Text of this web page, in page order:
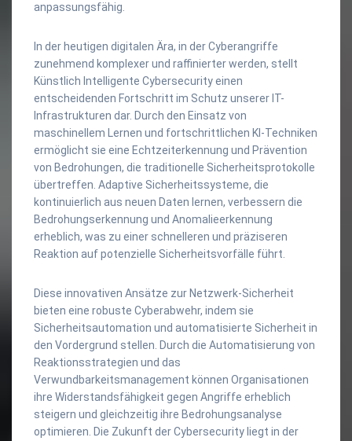
anpassungsfähig.
In der heutigen digitalen Ära, in der Cyberangriffe
zunehmend komplexer und raffinierter werden, stellt
Künstlich Intelligente Cybersecurity einen
entscheidenden Fortschritt im Schutz unserer IT-
Infrastrukturen dar. Durch den Einsatz von
maschinellem Lernen und fortschrittlichen KI-Techniken
ermöglicht sie eine Echtzeiterkennung und Prävention
von Bedrohungen, die traditionelle Sicherheitsprotokolle
übertreffen. Adaptive Sicherheitssysteme, die
kontinuierlich aus neuen Daten lernen, verbessern die
Bedrohungserkennung und Anomalieerkennung
erheblich, was zu einer schnelleren und präziseren
Reaktion auf potenzielle Sicherheitsvorfälle führt.
Diese innovativen Ansätze zur Netzwerk-Sicherheit
bieten eine robuste Cyberabwehr, indem sie
Sicherheitsautomation und automatisierte Sicherheit in
den Vordergrund stellen. Durch die Automatisierung von
Reaktionsstrategien und das
Verwundbarkeitsmanagement können Organisationen
ihre Widerstandsfähigkeit gegen Angriffe erheblich
steigern und gleichzeitig ihre Bedrohungsanalyse
optimieren. Die Zukunft der Cybersecurity liegt in der